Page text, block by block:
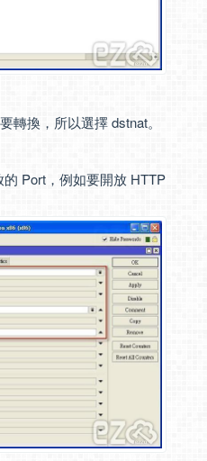
轉換，所以選擇 dstnat。
Port，例如要開放 HTTP